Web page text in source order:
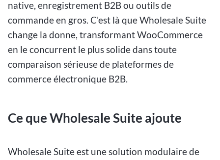
native, enregistrement B2B ou outils de
commande en gros. C'est là que Wholesale Suite
change la donne, transformant WooCommerce
en le concurrent le plus solide dans toute
comparaison sérieuse de plateformes de
commerce électronique B2B.
Ce que Wholesale Suite ajoute
Wholesale Suite est une solution modulaire de